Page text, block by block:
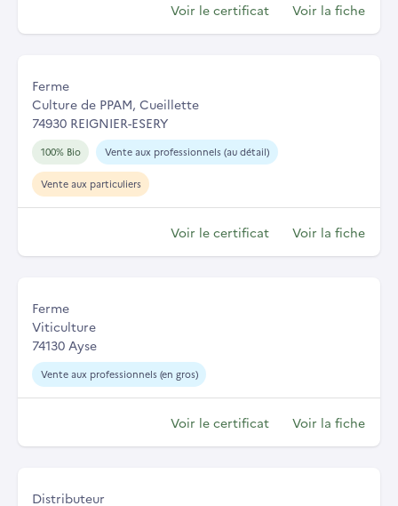
Voir le certificat Voir la fiche
Ferme
Culture de PPAM, Cueillette
74930 REIGNIER-ESERY
100% Bio Vente aux professionnels (au détail)
Vente aux particuliers
Voir le certificat Voir la fiche
Ferme
Viticulture
74130 Ayse
Vente aux professionnels (en gros)
Voir le certificat Voir la fiche
Distributeur